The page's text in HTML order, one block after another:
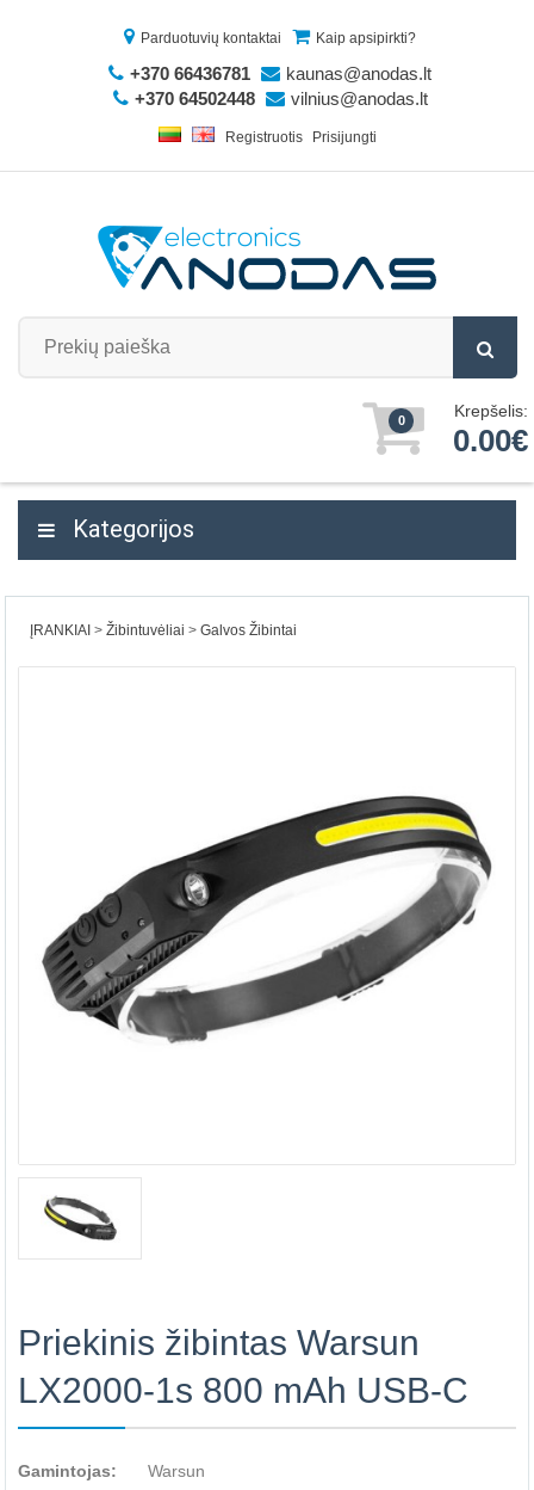
Parduotuvių kontaktai Kaip apsipirkti?
+370 66436781
kaunas@anodas.lt
+370 64502448
vilnius@anodas.lt
Registruotis Prisijungti
0 Krepšelis:
0.00€
Kategorijos
ĮRANKIAI Žibintuvėliai Galvos Žibintai
Priekinis žibintas Warsun
LX2000-1s 800 mAh USB-C
Gamintojas:
Warsun